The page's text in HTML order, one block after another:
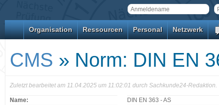
Organisation Ressourcen Personal Netzwerk
CMS » Norm: DIN EN
Zuletzt bearbeitet am 11.04.2025 um 11:02:01 durch Sachkunde24-Redaktion.
Name:
DIN EN 363 - AS